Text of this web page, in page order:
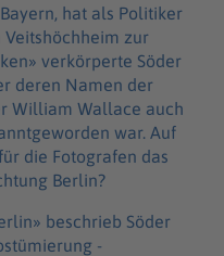
hat als Politiker
Veitshöchheim zur
verkörperte Söder
deren Namen der
William Wallace auch
war. Auf
die Fotografen das
Berlin?
beschrieb Söder
-